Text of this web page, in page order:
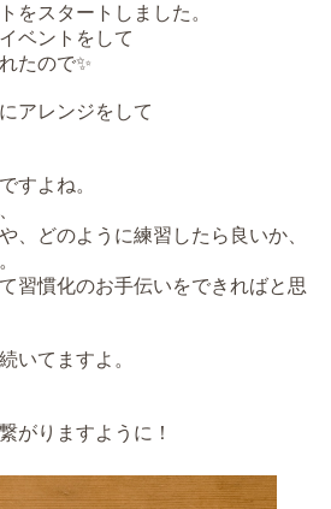
をスタートしました。
ベントをして
たので✨
アレンジをして
すよね。
、どのように練習したら良いか、
習慣化のお手伝いをできればと思
いてますよ。
がりますように！